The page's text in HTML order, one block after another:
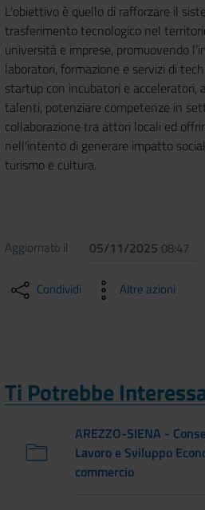
L'obiettivo è quello di rafforzare il
trasferimento tecnologico nel
università e imprese, promuovendo
laboratori, formazione e servizi di
startup con incubatori e
talenti, potenziare competenze in
collaborazione tra attori locali ed
nell'intento di generare impatto
turismo e cultura.
Aggiornato il 05/11/2025 08:47
Condividi Altre azioni
Ti Potrebbe
AREZZO-SIENA -
Lavoro e Sviluppo
commercio